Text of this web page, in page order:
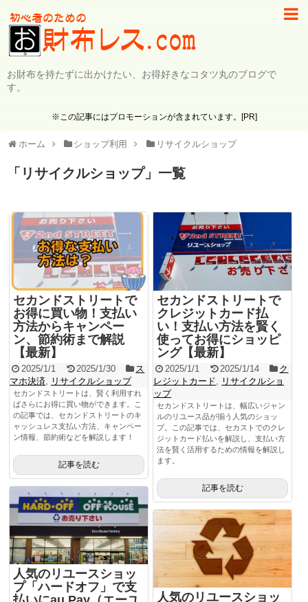
お財布を持たずに出かけたい、お得好きなコタツ丸のブログで
す。
※この記事にはプロモーションが含まれています。[PR]
ホーム ショップ利用 リサイクルショップ
「 リサイクルショップ」 一覧
セカンドストリートで
お得に買い物！支払い
方法からキャンペー
ン、節約術まで解説
【最新】
2025/1/1 2025/1/30
ス
マホ決済
リサイクルショップ
セカンドストリートは、賢く利用すれ
ばさらにお得に買い物ができます。こ
の記事では、セカンドストリートのキ
ャッシュレス支払い方法、キャンペー
ン情報、節約術などを解説します！
記事を読む
セカンドストリートで
クレジットカード払
い！支払い方法を賢く
使ってお得にショッピ
ング【最新】
2025/1/1 2025/1/14
ク
レジットカード
リサイクルショ
ップ
セカンドストリートは、幅広いジャン
ルのリユース品が揃う人気のショッ
プ。この記事では、セカストでのクレ
ジットカード払いを解説し、支払い方
法を賢く活用するための情報を解説し
ます。
記事を読む
人気のリユースショッ
プ「ハードオフ」で支
人気のリユースショッ